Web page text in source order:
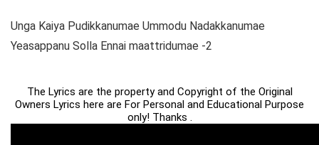
Unga Kaiya Pudikkanumae Ummodu Nadakkanumae
Yeasappanu Solla Ennai maattridumae -2
The Lyrics are the property and Copyright of the Original
Owners Lyrics here are For Personal and Educational Purpose
only! Thanks .